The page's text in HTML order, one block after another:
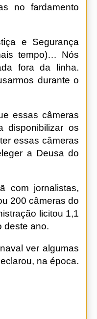
no fardamento
e Segurança
tempo)… Nós
fora da linha.
durante o
essas câmeras
os
essas câmeras
a Deusa do
com jornalistas,
200 câmeras do
licitou 1,1
deste ano.
ver algumas
na época.